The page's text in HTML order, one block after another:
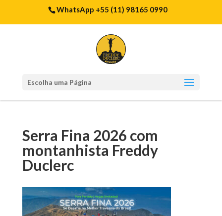
WhatsApp +55 (11) 98165 0990
Escolha uma Página
Serra Fina 2026 com
montanhista Freddy
Duclerc